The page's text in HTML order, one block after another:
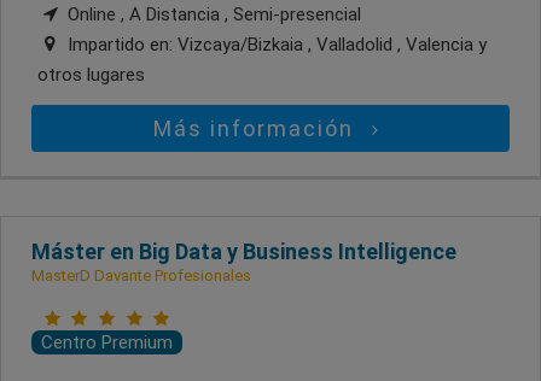
Online , A Distancia , Semi-presencial
Impartido en: Vizcaya/Bizkaia , Valladolid , Valencia y
otros lugares
Más información
Máster en Big Data y Business Intelligence
MasterD Davante Profesionales
Centro Premium